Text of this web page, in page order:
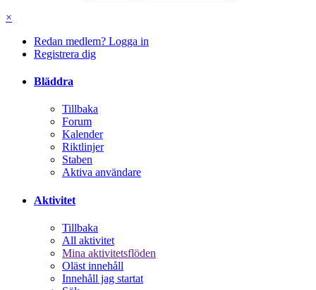
×
Redan medlem? Logga in
Registrera dig
Bläddra
Tillbaka
Forum
Kalender
Riktlinjer
Staben
Aktiva användare
Aktivitet
Tillbaka
All aktivitet
Mina aktivitetsflöden
Oläst innehåll
Innehåll jag startat